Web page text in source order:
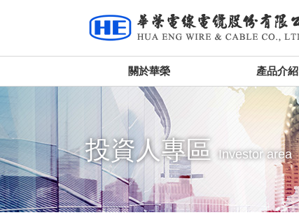
關於華榮 產品介紹
投資人專區 Investor area